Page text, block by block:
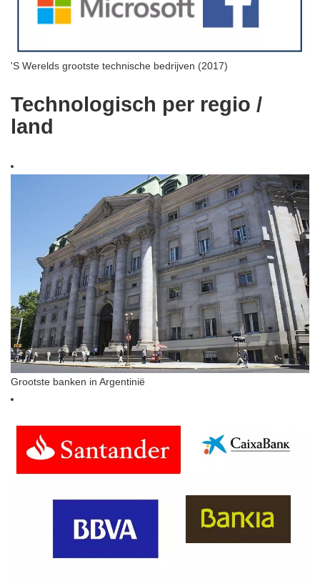
'S Werelds grootste technische bedrijven (2017)
Technologisch per regio /
land
Grootste banken in Argentinië